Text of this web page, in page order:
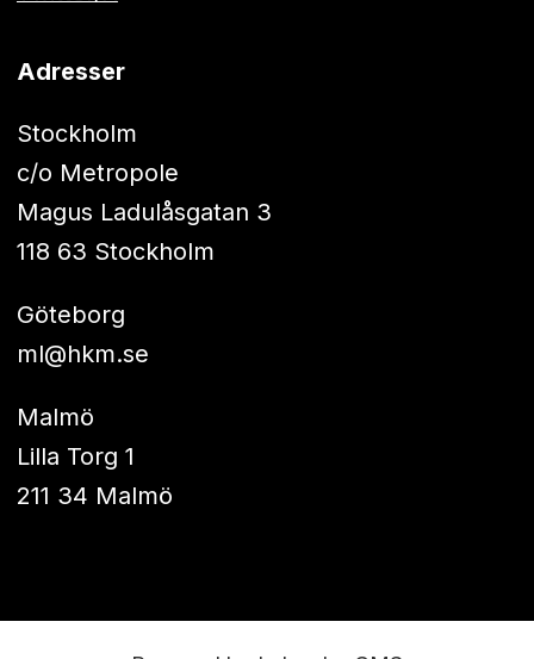
Adresser
Stockholm
c/o Metropole
Magus Ladulåsgatan 3
118 63 Stockholm
Göteborg
ml@hkm.se
Malmö
Lilla Torg 1
211 34 Malmö